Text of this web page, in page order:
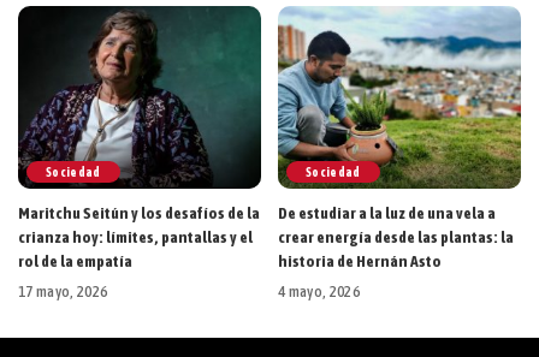
Sociedad
Maritchu Seitún y los desafíos de la
crianza hoy: límites, pantallas y el
rol de la empatía
17 mayo, 2026
Sociedad
De estudiar a la luz de una vela a
crear energía desde las plantas: la
historia de Hernán Asto
4 mayo, 2026